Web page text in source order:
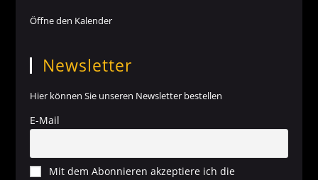
Öffne den Kalender
Newsletter
Hier können Sie unseren Newsletter bestellen
E-Mail
Mit dem Abonnieren akzeptiere ich die